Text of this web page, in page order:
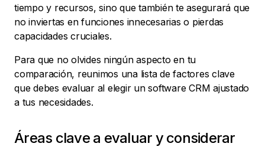
tiempo y recursos, sino que también te asegurará que
no inviertas en funciones innecesarias o pierdas
capacidades cruciales.
Para que no olvides ningún aspecto en tu
comparación, reunimos una lista de factores clave
que debes evaluar al elegir un software CRM ajustado
a tus necesidades.
Áreas clave a evaluar y considerar